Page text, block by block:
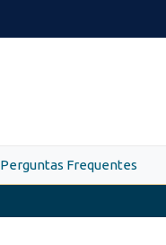
Perguntas Frequentes